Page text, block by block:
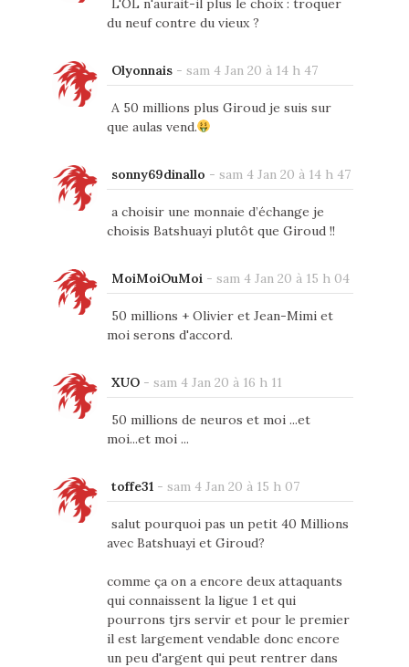
du neuf contre du vieux ?
Olyonnais- sam 4 Jan 20 à 14 h 47
A 50 millions plus Giroud je suis sur
que aulas vend.
sonny69dinallo - sam 4 Jan 20 à 14 h 47
a choisir une monnaie d’échange je
choisis Batshuayi plutôt que Giroud !!
MoiMoiOuMoi - sam 4 Jan 20 à 15 h 04
50 millions + Olivier et Jean-Mimi et
moi serons d'accord.
XUO- sam 4 Jan 20 à 16 h 11
50 millions de neuros et moi ...et
moi...et moi ...
toffe31 - sam 4 Jan 20 à 15 h 07
salut pourquoi pas un petit 40 Millions
avec Batshuayi et Giroud?
comme ça on a encore deux attaquants
qui connaissent la ligue 1 et qui
pourrons tjrs servir et pour le premier
il est largement vendable donc encore
un peu d'argent qui peut rentrer dans